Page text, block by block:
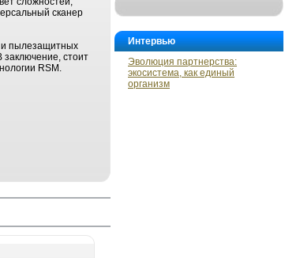
Интервью
Эволюция партнерства:
экосистема, как единый
организм
сканер
и пылезащитных
заключение, стоит
RSM.